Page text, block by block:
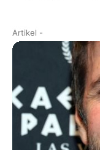
Artikel -